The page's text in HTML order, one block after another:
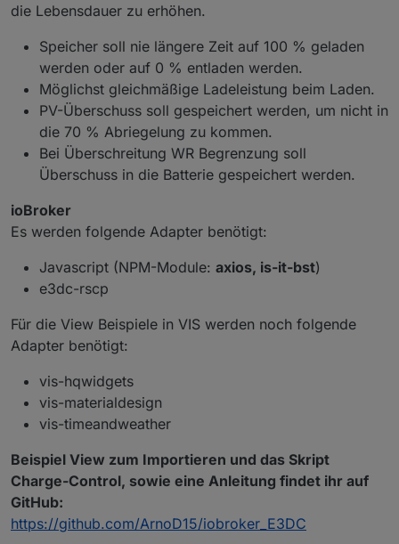
die Lebensdauer zu erhöhen.
Speicher soll nie längere Zeit auf 100 % geladen
werden oder auf 0 % entladen werden.
Möglichst gleichmäßige Ladeleistung beim Laden.
PV-Überschuss soll gespeichert werden, um nicht in
die 70 % Abriegelung zu kommen.
Bei Überschreitung WR Begrenzung soll
Überschuss in die Batterie gespeichert werden.
ioBroker
Es werden folgende Adapter benötigt:
Javascript (NPM-Module: axios, is-it-bst)
e3dc-rscp
Für die View Beispiele in VIS werden noch folgende
Adapter benötigt:
vis-hqwidgets
vis-materialdesign
vis-timeandweather
Beispiel View zum Importieren und das Skript
Charge-Control, sowie eine Anleitung findet ihr auf
GitHub:
https://github.com/ArnoD15/iobroker_E3DC